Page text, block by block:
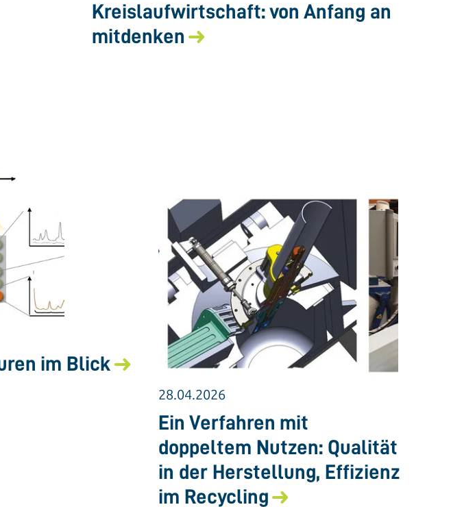
Kreislaufwirtschaft: von Anfang an
mitdenken
im Blick
28.04.2026
Ein Verfahren mit
doppeltem Nutzen: Qualität
in der Herstellung, Effizienz
im Recycling